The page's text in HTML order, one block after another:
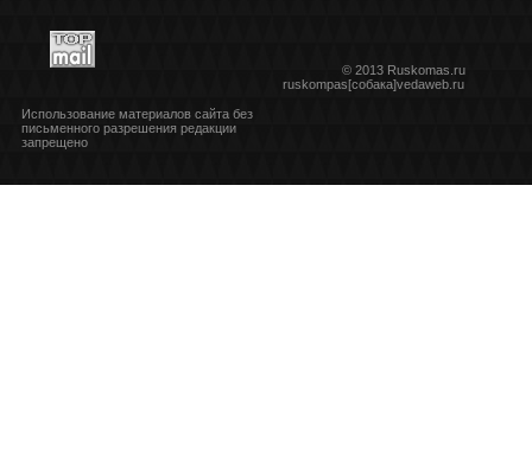
© 2013 Ruskomas.ru
ruskompas[собака]vedaweb.ru
Использование материалов сайта без
письменного разрешения редакции
запрещено